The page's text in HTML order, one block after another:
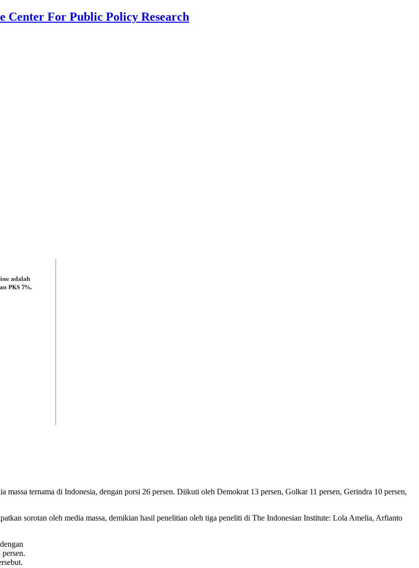
Center For Public Policy Research
massa ternama di Indonesia, dengan porsi 26 persen. Diikuti oleh Demokrat 13 persen, Golkar 11 persen, Gerindra 10 persen,
sorotan oleh media massa, demikian hasil penelitian oleh tiga peneliti di The Indonesian Institute: Lola Amelia, Arfianto